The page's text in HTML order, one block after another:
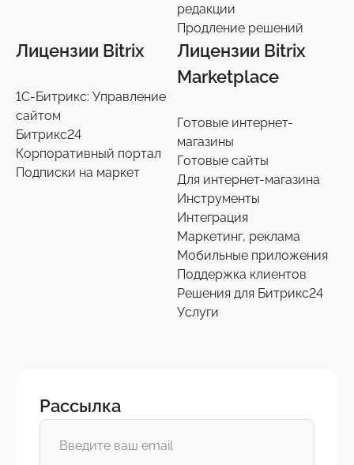
редакции
Продление решений
Лицензии Bitrix
1С-Битрикс: Управление
сайтом
Битрикс24
Корпоративный портал
Подписки на маркет
Лицензии Bitrix
Marketplace
Готовые интернет-
магазины
Готовые сайты
Для интернет-магазина
Инструменты
Интеграция
Маркетинг, реклама
Мобильные приложения
Поддержка клиентов
Решения для Битрикс24
Услуги
Рассылка